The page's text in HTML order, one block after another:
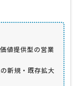
値提供型の営業
新規・既存拡大